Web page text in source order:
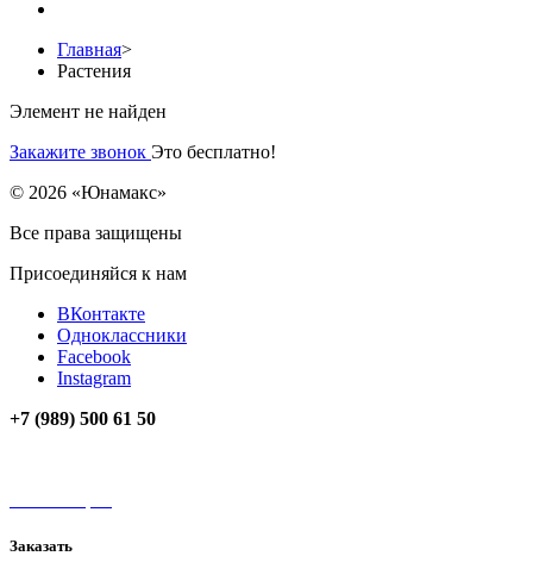
Главная>
Растения
Элемент не найден
Закажите звонок Это бесплатно!
© 2026 «Юнамакс»
Все права защищены
Присоединяйся к нам
ВКонтакте
Одноклассники
Facebook
Instagram
+7 (989) 500 61 50
Заказать